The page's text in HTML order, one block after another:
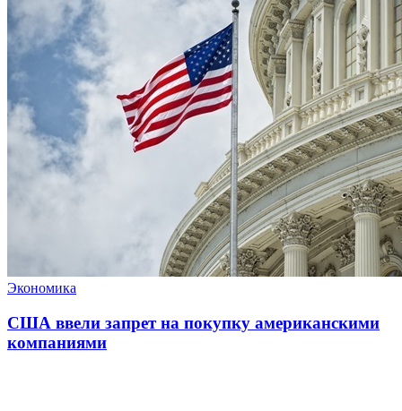
Экономика
США ввели запрет на покупку американскими
компаниями